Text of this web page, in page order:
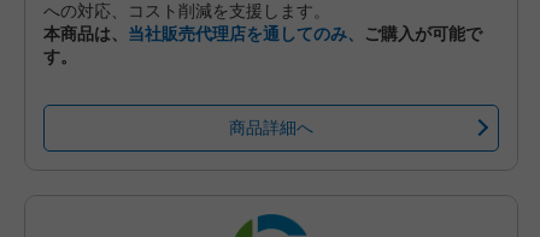
への対応、コスト削減を支援します。
本商品は、 当社販売代理店を通してのみ、
ご購入が可能で
す。
商品詳細へ